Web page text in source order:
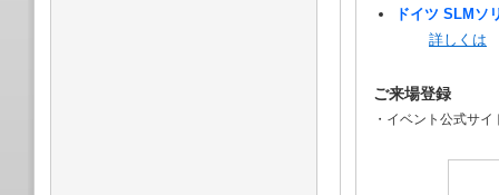
ドイツ SLMソ
詳しくは
ご来場登録
・イベント公式サイ